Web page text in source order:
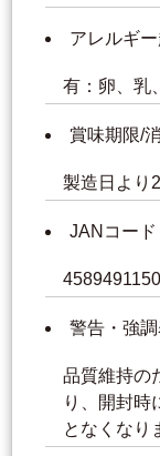
アレルギ
有：卵、乳
賞味期限/
製造日より
JANコード
警告・強
品質維持の
り、開封時
となくなり